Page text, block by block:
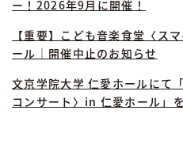
ー！2026年9月に開催！
【重要】こども音楽食堂〈ス
ール｜開催中止のお知らせ
文京学院大学 仁愛ホールにて
コンサート〉in 仁愛ホール」